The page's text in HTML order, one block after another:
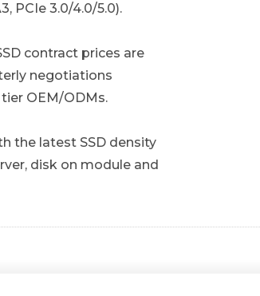
PCIe 3.0/4.0/5.0).
contract prices are
negotiations
OEM/ODMs.
the latest SSD density
disk on module and